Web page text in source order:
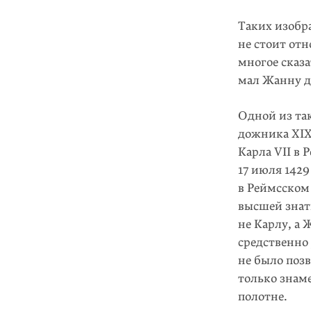
Таких
не стоит
многое
мал Жанну
Одной из
дожника
Карла VII в
17 июля
в
высшей
не Карлу, а
не было
только
полотне.